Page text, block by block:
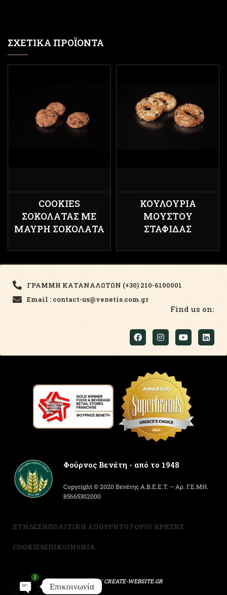
ΣΧΕΤΙΚΆ ΠΡΟΪΌΝΤΑ
COOKIES
ΣΟΚΟΛΆΤΑΣ ΜΕ
ΜΑΎΡΗ ΣΟΚΟΛΆΤΑ
ΚΟΥΛΟΎΡΙΑ
ΜΟΎΣΤΟΥ
ΣΤΑΦΊΔΑΣ
ΓΡΑΜΜΗ ΚΑΤΑΝΑΛΩΤΩΝ (+30) 210-6100001
Email : contact-us@venetis.com.gr
Find us on:
Φούρνος Βενέτη - από το 1948
Copyright © 2020 Βενέτης Α.Β.Ε.Ε.Τ. – Αρ. Γ.Ε.ΜΗ.
85665302000
ΣΥΝΔΕΣΗΠΟΛΙΤΙΚΗ ΑΠΟΡΡΗΤΟΥΟΡΟΙ ΧΡΗΣΗΣ
COOKIESΕΠΙΚΟΙΝΩΝΙΑ
POWERED BY CREATE-WEBSITE.GR
Επικοινωνία
2